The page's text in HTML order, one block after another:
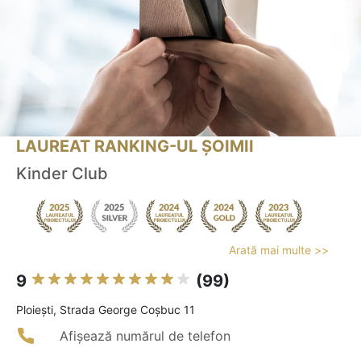
LAUREAT RANKING-UL ȘOIMII
Kinder Club
Arată mai multe >>
9 (99)
Ploieşti, Strada George Coșbuc 11
Afișează numărul de telefon